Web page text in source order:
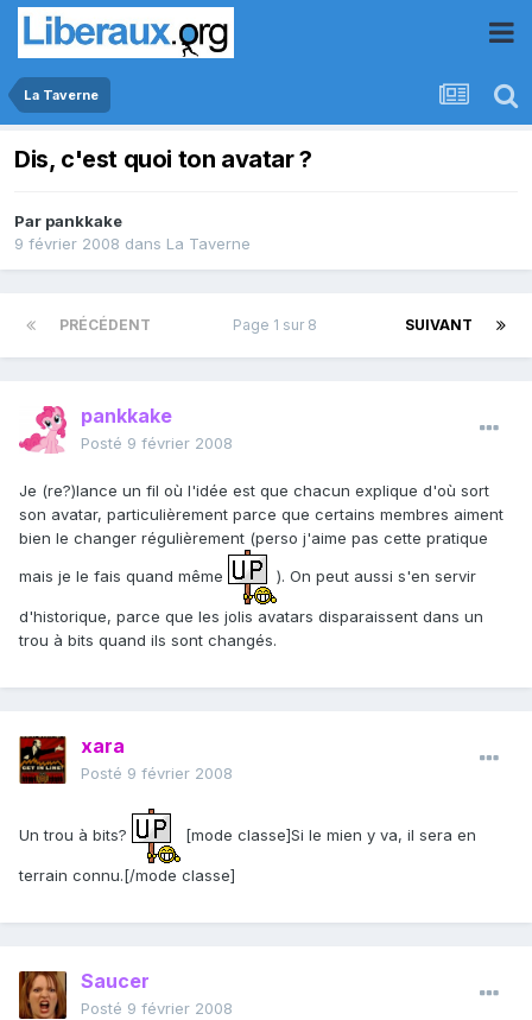
La Taverne
Dis, c'est quoi ton avatar ?
Par pankkake
9 février 2008 dans La Taverne
PRÉCÉDENT SUIVANT
Page 1 sur 8
pankkake
Posté 9 février 2008
Je (re?)lance un fil où l'idée est que chacun explique d'où sort
son avatar, particulièrement parce que certains membres aiment
bien le changer régulièrement (perso j'aime pas cette pratique
mais je le fais quand même
). On peut aussi s'en servir
d'historique, parce que les jolis avatars disparaissent dans un
trou à bits quand ils sont changés.
xara
Posté 9 février 2008
Un trou à bits? [mode classe]Si le mien y va, il sera en
terrain connu.[/mode classe]
Saucer
Posté 9 février 2008